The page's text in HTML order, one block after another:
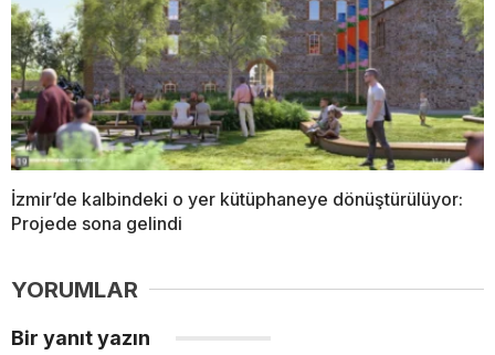
İzmir’de kalbindeki o yer kütüphaneye dönüştürülüyor:
Projede sona gelindi
YORUMLAR
Bir yanıt yazın